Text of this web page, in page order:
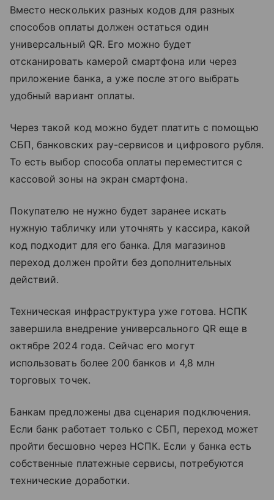
Вместо нескольких разных кодов для разных
способов оплаты должен остаться один
универсальный QR. Его можно будет
отсканировать камерой смартфона или через
приложение банка, а уже после этого выбрать
удобный вариант оплаты.
Через такой код можно будет платить с помощью
СБП, банковских pay-сервисов и цифрового рубля.
То есть выбор способа оплаты переместится с
кассовой зоны на экран смартфона.
Покупателю не нужно будет заранее искать
нужную табличку или уточнять у кассира, какой
код подходит для его банка. Для магазинов
переход должен пройти без дополнительных
действий.
Техническая инфраструктура уже готова. НСПК
завершила внедрение универсального QR еще в
октябре 2024 года. Сейчас его могут
использовать более 200 банков и 4,8 млн
торговых точек.
Банкам предложены два сценария подключения.
Если банк работает только с СБП, переход может
пройти бесшовно через НСПК. Если у банка есть
собственные платежные сервисы, потребуются
технические доработки.